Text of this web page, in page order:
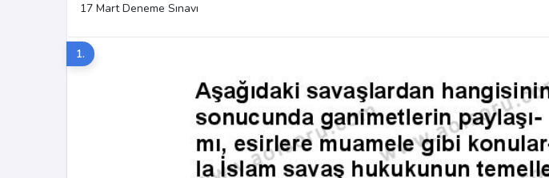
17 Mart Deneme Sınavı
1.